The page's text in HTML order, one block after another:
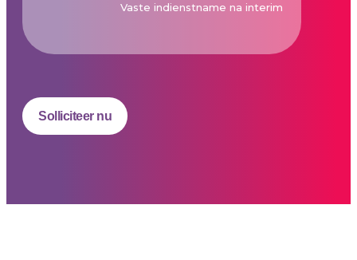
Vaste indienstname na interim
Solliciteer nu